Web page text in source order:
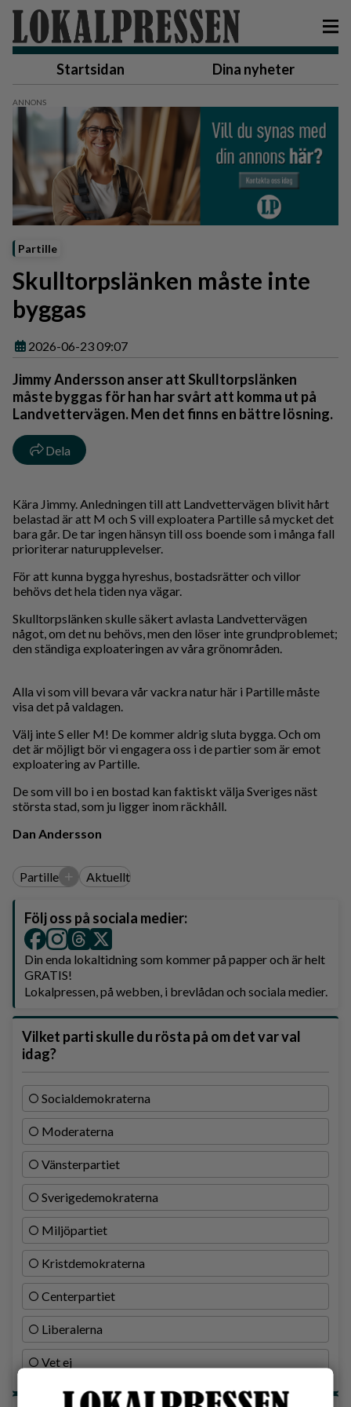
Startsidan Dina nyheter
Partille
Skulltorpslänken måste inte
byggas
2026-06-23 09:07
Jimmy Andersson anser att Skulltorpslänken
måste byggas för han har svårt att komma ut på
Landvettervägen. Men det finns en bättre lösning.
Dela
Kära Jimmy. Anledningen till att Landvettervägen blivit hårt
belastad är att M och S vill exploatera Partille så mycket det
bara går. De tar ingen hänsyn till oss boende som i många fall
prioriterar naturupplevelser.
För att kunna bygga hyreshus, bostadsrätter och villor
behövs det hela tiden nya vägar.
Skulltorpslänken skulle säkert avlasta Landvettervägen
något, om det nu behövs, men den löser inte grundproblemet;
den ständiga exploateringen av våra grönområden.
Alla vi som vill bevara vår vackra natur här i Partille måste
visa det på valdagen.
Välj inte S eller M! De kommer aldrig sluta bygga. Och om
det är möjligt bör vi engagera oss i de partier som är emot
exploatering av Partille.
De som vill bo i en bostad kan faktiskt välja Sveriges näst
största stad, som ju ligger inom räckhåll.
Dan Andersson
Partille + Aktuellt
Följ oss på sociala medier:
Din enda lokaltidning som kommer på papper och är helt
GRATIS!
Lokalpressen, på webben, i brevlådan och sociala medier.
Vilket parti skulle du rösta på om det var val
idag?
Socialdemokraterna
Moderaterna
Vänsterpartiet
Sverigedemokraterna
Miljöpartiet
Kristdemokraterna
Centerpartiet
Liberalerna
Vet ej